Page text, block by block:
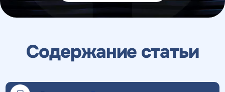
Содержание статьи